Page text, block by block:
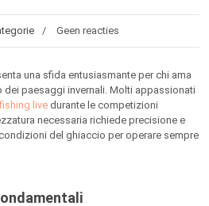
Geen reacties
una sfida entusiasmante per chi ama
dei paesaggi invernali. Molti appassionati
livedurante le competizioni
necessaria richiede precisione e
del ghiaccio per operare sempre